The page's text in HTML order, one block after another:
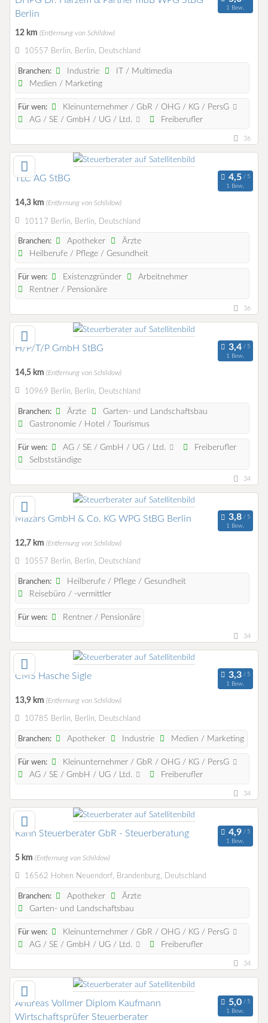
Berlin
1 Bew.
12 km (Entfernung von Schildow)
10557 Berlin, Berlin, Deutschland
Branchen: Industrie
IT / Multimedia
Medien / Marketing
Für wen:
Kleinunternehmer / GbR / OHG / KG / PersG
AG / SE / GmbH / UG / Ltd.
Freiberufler
36
TLC AG StBG
1 Bew.
14,3 km (Entfernung von Schildow)
10117 Berlin, Berlin, Deutschland
Branchen: Apotheker
Ärzte
Heilberufe / Pflege / Gesundheit
Für wen: Existenzgründer
Arbeitnehmer
Rentner / Pensionäre
36
H/P/T/P GmbH StBG
1 Bew.
14,5 km (Entfernung von Schildow)
10969 Berlin, Berlin, Deutschland
Branchen: Ärzte
Garten- und Landschaftsbau
Gastronomie / Hotel / Tourismus
Für wen: AG / SE / GmbH / UG / Ltd.
Freiberufler
Selbstständige
34
Mazars GmbH & Co. KG WPG StBG Berlin
1 Bew.
12,7 km (Entfernung von Schildow)
10557 Berlin, Berlin, Deutschland
Branchen:
Heilberufe / Pflege / Gesundheit
Reisebüro / -vermittler
Für wen: Rentner / Pensionäre
34
CMS Hasche Sigle
1 Bew.
13,9 km (Entfernung von Schildow)
10785 Berlin, Berlin, Deutschland
Branchen: Apotheker Industrie Medien / Marketing
Für wen:
Kleinunternehmer / GbR / OHG / KG / PersG
AG / SE / GmbH / UG / Ltd.
Freiberufler
34
Rahn Steuerberater GbR - Steuerberatung
1 Bew.
5 km (Entfernung von Schildow)
16562 Hohen Neuendorf, Brandenburg, Deutschland
Branchen: Apotheker
Ärzte
Garten- und Landschaftsbau
Für wen:
Kleinunternehmer / GbR / OHG / KG / PersG
AG / SE / GmbH / UG / Ltd.
Freiberufler
34
Andreas Vollmer Diplom Kaufmann
Wirtschaftsprüfer Steuerberater
1 Bew.